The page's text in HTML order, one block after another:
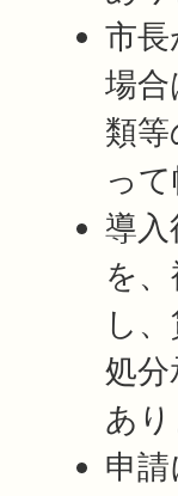
市
場
類
っ
導
を
し
処
あり
申